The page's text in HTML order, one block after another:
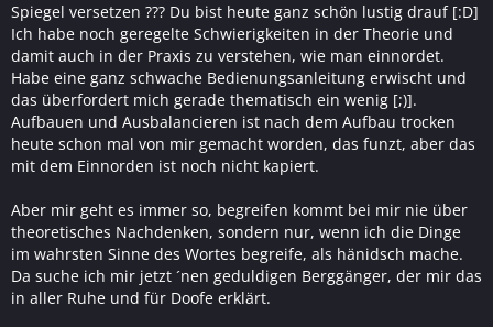
Spiegel versetzen ??? Du bist heute ganz schön lustig drauf [:D]
Ich habe noch geregelte Schwierigkeiten in der Theorie und
damit auch in der Praxis zu verstehen, wie man einnordet.
Habe eine ganz schwache Bedienungsanleitung erwischt und
das überfordert mich gerade thematisch ein wenig [;)].
Aufbauen und Ausbalancieren ist nach dem Aufbau trocken
heute schon mal von mir gemacht worden, das funzt, aber das
mit dem Einnorden ist noch nicht kapiert.
Aber mir geht es immer so, begreifen kommt bei mir nie über
theoretisches Nachdenken, sondern nur, wenn ich die Dinge
im wahrsten Sinne des Wortes begreife, als hänidsch mache.
Da suche ich mir jetzt ´nen geduldigen Berggänger, der mir das
in aller Ruhe und für Doofe erklärt.